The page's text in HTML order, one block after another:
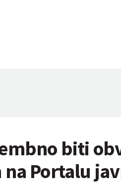
biti
Portalu